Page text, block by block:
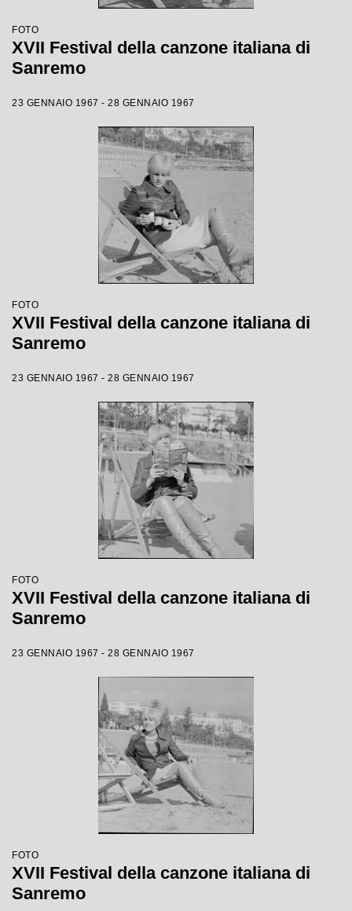
FOTO
XVII Festival della canzone italiana di
Sanremo
23 GENNAIO 1967 - 28 GENNAIO 1967
FOTO
XVII Festival della canzone italiana di
Sanremo
23 GENNAIO 1967 - 28 GENNAIO 1967
FOTO
XVII Festival della canzone italiana di
Sanremo
23 GENNAIO 1967 - 28 GENNAIO 1967
FOTO
XVII Festival della canzone italiana di
Sanremo